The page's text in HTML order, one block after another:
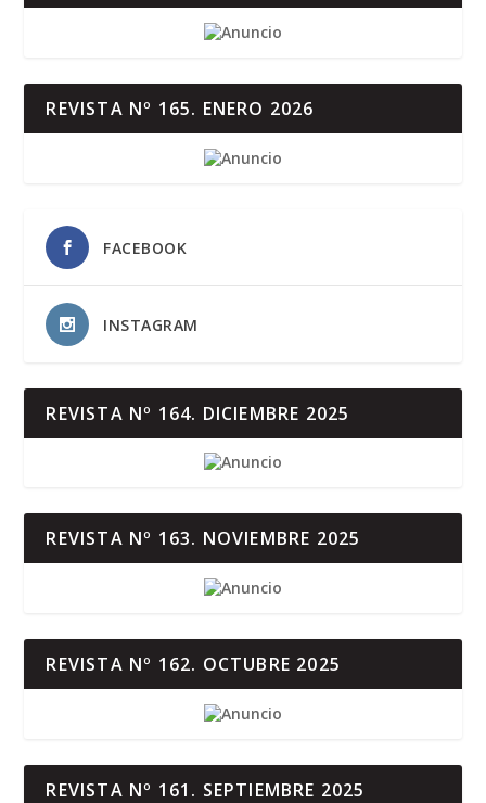
REVISTA Nº 165. ENERO 2026
FACEBOOK
INSTAGRAM
REVISTA Nº 164. DICIEMBRE 2025
REVISTA Nº 163. NOVIEMBRE 2025
REVISTA Nº 162. OCTUBRE 2025
REVISTA Nº 161. SEPTIEMBRE 2025